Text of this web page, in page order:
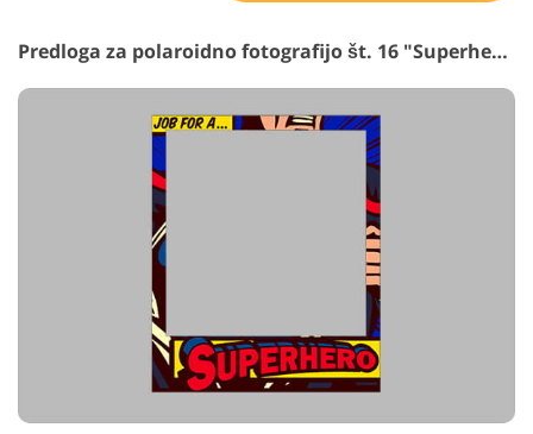
Predloga za polaroidno fotografijo št. 16 "Superhero"